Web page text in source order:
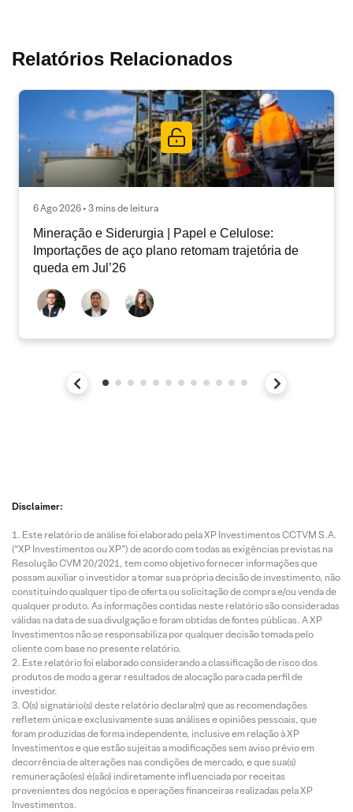
Relatórios Relacionados
6 Ago 2026 • 3 mins de leitura
Mineração e Siderurgia | Papel e Celulose:
Importações de aço plano retomam trajetória de
queda em Jul’26
Disclaimer:
Este relatório de análise foi elaborado pela XP Investimentos CCTVM S.A.
(“XP Investimentos ou XP”) de acordo com todas as exigências previstas na
Resolução CVM 20/2021, tem como objetivo fornecer informações que
possam auxiliar o investidor a tomar sua própria decisão de investimento, não
constituindo qualquer tipo de oferta ou solicitação de compra e/ou venda de
qualquer produto. As informações contidas neste relatório são consideradas
válidas na data de sua divulgação e foram obtidas de fontes públicas. A XP
Investimentos não se responsabiliza por qualquer decisão tomada pelo
cliente com base no presente relatório.
Este relatório foi elaborado considerando a classificação de risco dos
produtos de modo a gerar resultados de alocação para cada perfil de
investidor.
O(s) signatário(s) deste relatório declara(m) que as recomendações
refletem única e exclusivamente suas análises e opiniões pessoais, que
foram produzidas de forma independente, inclusive em relação à XP
Investimentos e que estão sujeitas a modificações sem aviso prévio em
decorrência de alterações nas condições de mercado, e que sua(s)
remuneração(es) é(são) indiretamente influenciada por receitas
provenientes dos negócios e operações financeiras realizadas pela XP
Investimentos.